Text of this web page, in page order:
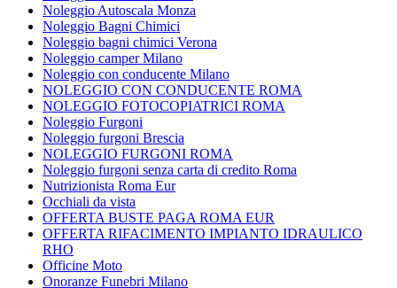
Noleggio Autoscala Monza
Noleggio Bagni Chimici
Noleggio bagni chimici Verona
Noleggio camper Milano
Noleggio con conducente Milano
NOLEGGIO CON CONDUCENTE ROMA
NOLEGGIO FOTOCOPIATRICI ROMA
Noleggio Furgoni
Noleggio furgoni Brescia
NOLEGGIO FURGONI ROMA
Noleggio furgoni senza carta di credito Roma
Nutrizionista Roma Eur
Occhiali da vista
OFFERTA BUSTE PAGA ROMA EUR
OFFERTA RIFACIMENTO IMPIANTO IDRAULICO
RHO
Officine Moto
Onoranze Funebri Milano